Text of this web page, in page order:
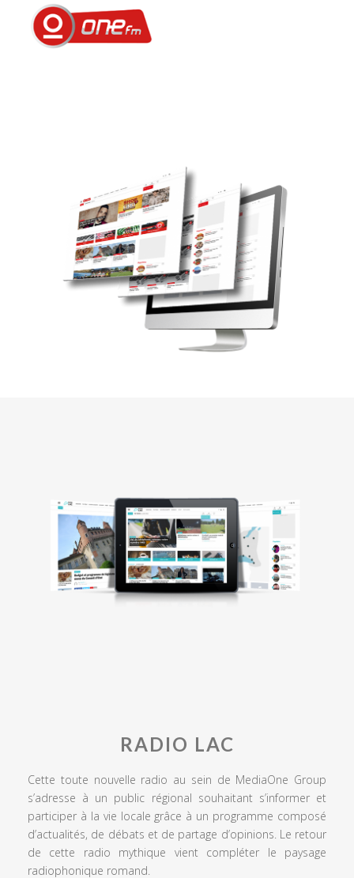
RADIO LAC
Cette toute nouvelle radio au sein de MediaOne Group
s’adresse à un public régional souhaitant s’informer et
participer à la vie locale grâce à un programme composé
d’actualités, de débats et de partage d’opinions. Le retour
de cette radio mythique vient compléter le paysage
radiophonique romand.